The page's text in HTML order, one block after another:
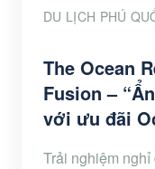
DU LỊCH PHÚ
The Ocean
Fusion –
với ưu đãi
Trải nghiệm